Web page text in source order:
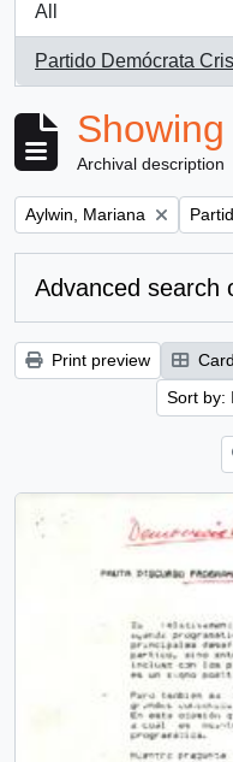
All
Partido Demócrata
, 1 results
Archival description
Remove filter:
Aylwin, Mariana
Advanced search
Print preview
Sort by: